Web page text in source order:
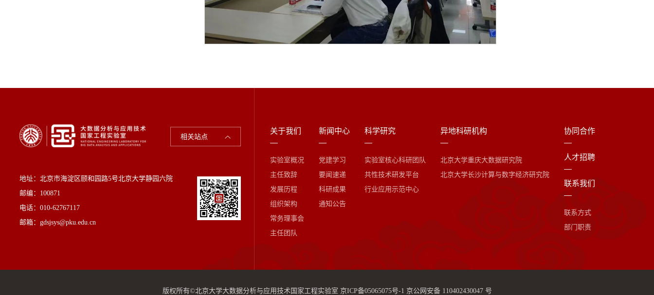
相关站点
地址：北京市海淀区颐和园路5号北京大学静园六院
邮编：100871
电话：010-62767117
邮箱：gdsjsys@pku.edu.cn
关于我们
实验室概况
主任致辞
发展历程
组织架构
常务理事会
主任团队
新闻中心
党建学习
要闻速递
科研成果
通知公告
科学研究
实验室核心科研团队
共性技术研发平台
行业应用示范中心
异地科研机构
北京大学重庆大数据研究院
北京大学长沙计算与数字经济研究院
协同合作
人才招聘
联系我们
联系方式
部门职责
版权所有©北京大学大数据分析与应用技术国家工程实验室 京ICP备05065075号-1 京公网安备 110402430047 号